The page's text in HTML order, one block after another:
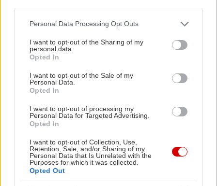
Please note that this website/app uses one or more Google
not limited to your visit or usage behaviour. You may click to
grant or deny consent to Google and its third-party tags to
use your data for below specified purposes in below Google
consent section.
Personal Data Processing Opt Outs
I want to opt-out of the Sharing of my
personal data.
Opted In
I want to opt-out of the Sale of my
Personal Data.
Opted In
I want to opt-out of processing my
Personal Data for Targeted Advertising.
Opted In
I want to opt-out of Collection, Use,
Retention, Sale, and/or Sharing of my
Personal Data that Is Unrelated with the
Purposes for which it was collected.
Opted Out
Συστήθηκε πριν είκοσι χρόνια στο αθηναϊκό κοινό
ως Café Asante, και είδε από την σκηνή του να
περνούν όλοι εκείνοι που αποτελούν σήμερα την
«ολοζώντανη» jazz σκηνή της Ελλάδας. Σήμερα,